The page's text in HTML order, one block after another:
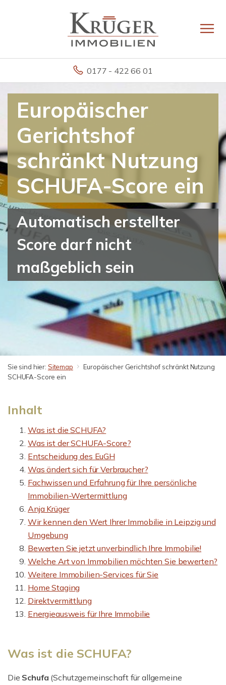
0177 - 422 66 01
Europäischer
Gerichtshof
schränkt Nutzung
SCHUFA-Score ein
Automatisch erstellter
Score darf nicht
maßgeblich sein
Sie sind hier: Sitemap
Europäischer Gerichtshof schränkt Nutzung
SCHUFA-Score ein
Inhalt
Was ist die SCHUFA?
Was ist der SCHUFA-Score?
Entscheidung des EuGH
Was ändert sich für Verbraucher?
Fachwissen und Erfahrung für Ihre persönliche
Immobilien-Wertermittlung
Anja Krüger
Wir kennen den Wert Ihrer Immobilie in Leipzig und
Umgebung
Bewerten Sie jetzt unverbindlich Ihre Immobilie!
Welche Art von Immobilien möchten Sie bewerten?
Weitere Immobilien-Services für Sie
Home Staging
Direktvermittlung
Energieausweis für Ihre Immobilie
Was ist die SCHUFA?
Die Schufa (Schutzgemeinschaft für allgemeine